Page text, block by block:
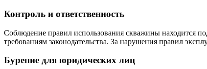
Контроль и ответственность
Соблюдение правил использования скважины находится
требованиям законодательства. За нарушения правил
Бурение для юридических лиц